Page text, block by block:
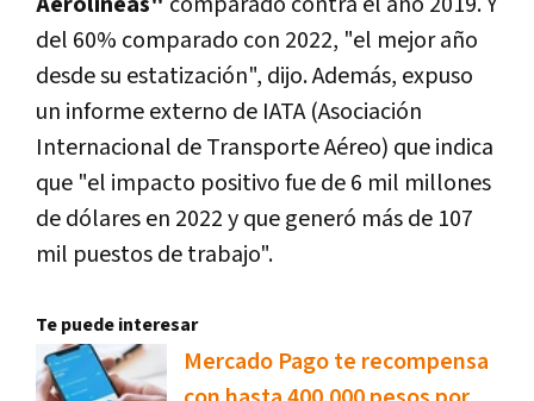
del 60% comparado con 2022, "el mejor año
desde su estatización", dijo. Además, expuso
un informe externo de IATA (Asociación
Internacional de Transporte Aéreo) que indica
que "el impacto positivo fue de 6 mil millones
de dólares en 2022 y que generó más de 107
mil puestos de trabajo".
Te puede interesar
Mercado Pago te recompensa